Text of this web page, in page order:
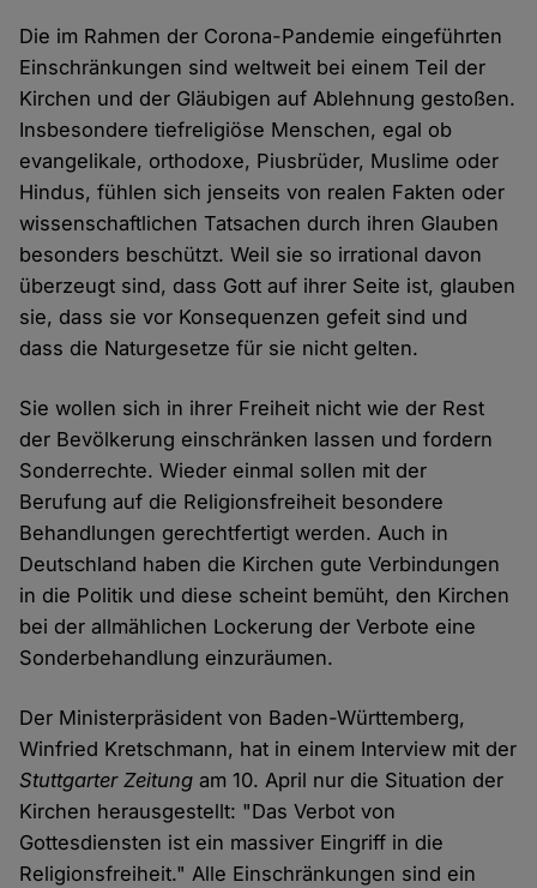
Die im Rahmen der Corona-Pandemie eingeführten
Einschränkungen sind weltweit bei einem Teil der
Kirchen und der Gläubigen auf Ablehnung gestoßen.
Insbesondere tiefreligiöse Menschen, egal ob
evangelikale, orthodoxe, Piusbrüder, Muslime oder
Hindus, fühlen sich jenseits von realen Fakten oder
wissenschaftlichen Tatsachen durch ihren Glauben
besonders beschützt. Weil sie so irrational davon
überzeugt sind, dass Gott auf ihrer Seite ist, glauben
sie, dass sie vor Konsequenzen gefeit sind und
dass die Naturgesetze für sie nicht gelten.
Sie wollen sich in ihrer Freiheit nicht wie der Rest
der Bevölkerung einschränken lassen und fordern
Sonderrechte. Wieder einmal sollen mit der
Berufung auf die Religionsfreiheit besondere
Behandlungen gerechtfertigt werden. Auch in
Deutschland haben die Kirchen gute Verbindungen
in die Politik und diese scheint bemüht, den Kirchen
bei der allmählichen Lockerung der Verbote eine
Sonderbehandlung einzuräumen.
Der Ministerpräsident von Baden-Württemberg,
Winfried Kretschmann, hat in einem Interview mit der
Stuttgarter Zeitung am 10. April nur die Situation der
Kirchen herausgestellt: "Das Verbot von
Gottesdiensten ist ein massiver Eingriff in die
Religionsfreiheit." Alle Einschränkungen sind ein